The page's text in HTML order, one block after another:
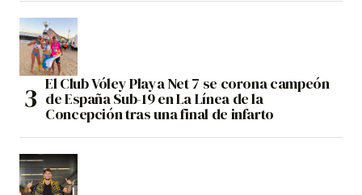
El Club Vóley Playa Net 7 se corona campeón
de España Sub-19 en La Línea de la
Concepción tras una final de infarto